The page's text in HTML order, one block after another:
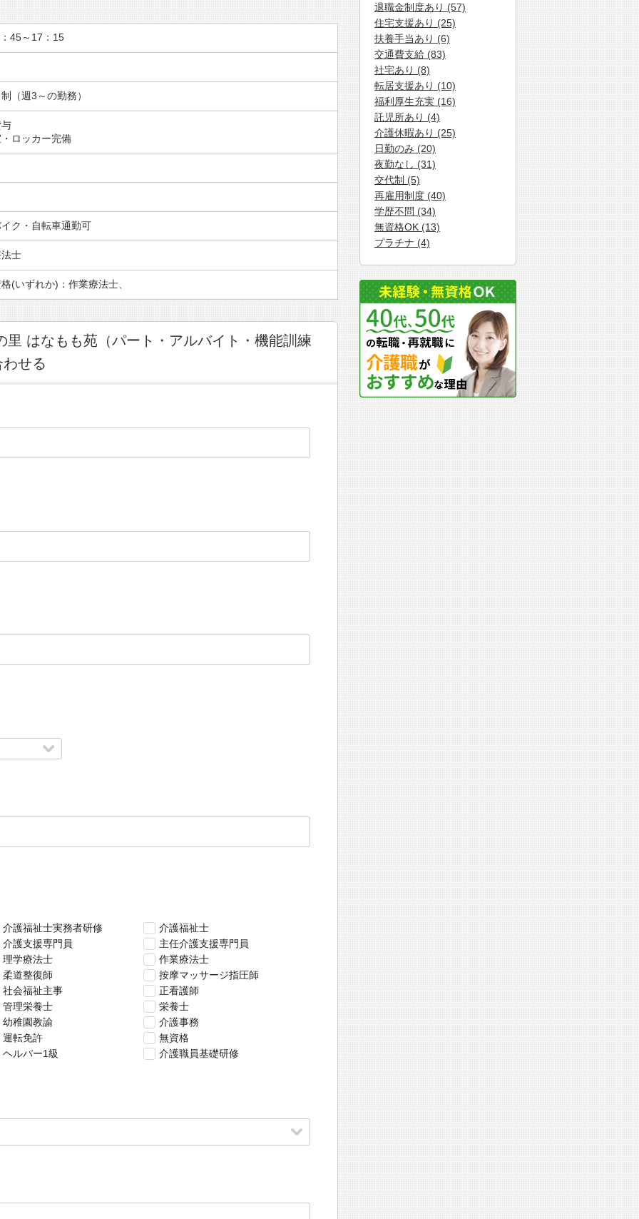
45～17：15
（週3～の勤務）
ロッカー完備
ク・自転車通勤可
士
(いずれか)：作業療法士、
里 はなもも苑（パート・アルバイト・機能訓練
せる
介護福祉士実務者研修
介護福祉士
介護支援専門員
主任介護支援専門員
理学療法士
作業療法士
柔道整復師
按摩マッサージ指圧師
社会福祉主事
正看護師
管理栄養士
栄養士
幼稚園教諭
介護事務
運転免許
無資格
ヘルパー1級
介護職員基礎研修
退職金制度あり (57)
住宅支援あり (25)
扶養手当あり (6)
交通費支給 (83)
社宅あり (8)
転居支援あり (10)
福利厚生充実 (16)
託児所あり (4)
介護休暇あり (25)
日勤のみ (20)
夜勤なし (31)
交代制 (5)
再雇用制度 (40)
学歴不問 (34)
無資格OK (13)
プラチナ (4)